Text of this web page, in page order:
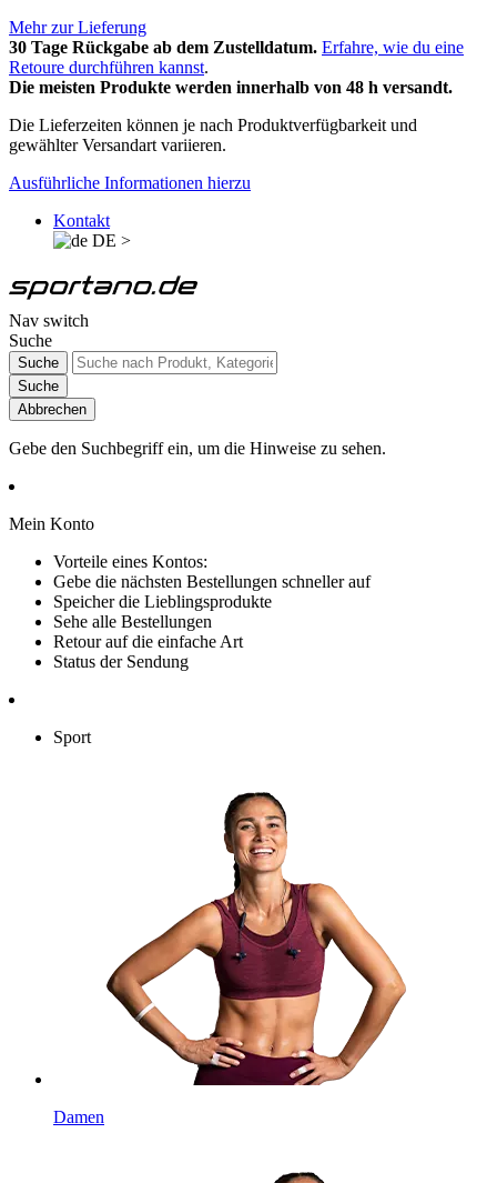
Mehr zur Lieferung
30 Tage Rückgabe ab dem Zustelldatum. Erfahre, wie du eine
Retoure durchführen kannst.
Die meisten Produkte werden innerhalb von 48 h versandt.
Die Lieferzeiten können je nach Produktverfügbarkeit und
gewählter Versandart variieren.
Ausführliche Informationen hierzu
Kontakt
DE >
Nav switch
Suche
Suche
Suche
Abbrechen
Gebe den Suchbegriff ein, um die Hinweise zu sehen.
Mein Konto
Vorteile eines Kontos:
Gebe die nächsten Bestellungen schneller auf
Speicher die Lieblingsprodukte
Sehe alle Bestellungen
Retour auf die einfache Art
Status der Sendung
Sport
Damen